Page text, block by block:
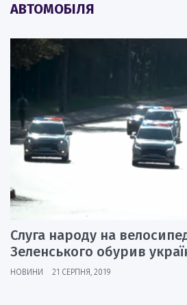
АВТОМОБІЛЯ
Слуга народу на
Зеленського обурив
НОВИНИ 21 СЕРПНЯ, 2019